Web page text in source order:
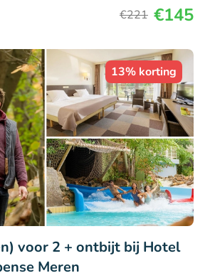
€221 €145
13% korting
voor 2 + ontbijt bij Hotel
Meren